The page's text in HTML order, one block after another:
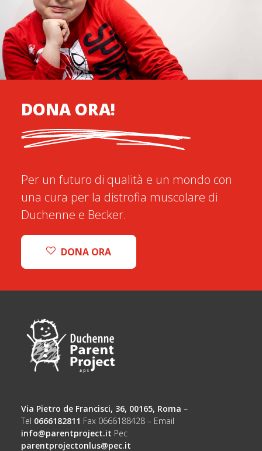
DONA ORA!
Per un futuro di qualità e un mondo con
una cura per la distrofia muscolare di
Duchenne e Becker.
DONA ORA
Via Pietro de Francisci, 36, 00165, Roma –
Tel 0666182811 Fax 0666188428 – Email
info@parentproject.it Pec
parentprojectonlus@pec.it